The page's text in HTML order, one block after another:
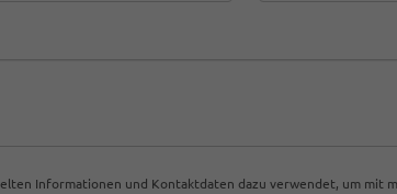
Informationen und Kontaktdaten dazu verwendet, um mit